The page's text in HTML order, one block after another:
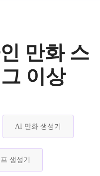
만화 스
이상
AI 만화 생성기
생성기